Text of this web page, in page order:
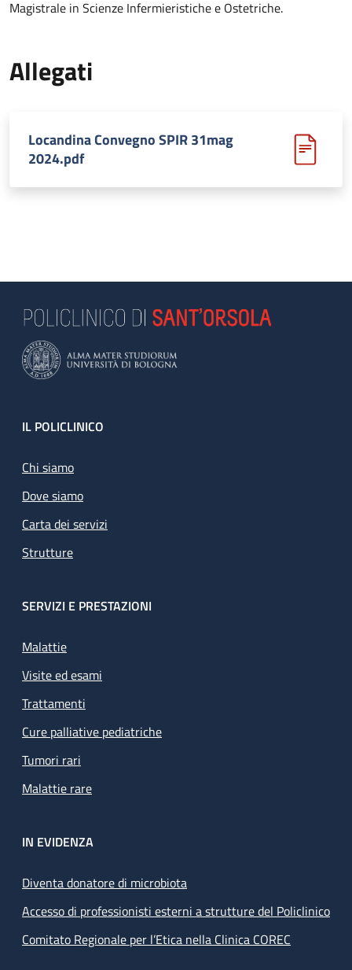
Magistrale in Scienze Infermieristiche e Ostetriche.
Allegati
Locandina Convegno SPIR 31mag
2024.pdf
Footer
IL POLICLINICO
Chi siamo
Dove siamo
Carta dei servizi
Strutture
SERVIZI E PRESTAZIONI
Malattie
Visite ed esami
Trattamenti
Cure palliative pediatriche
Tumori rari
Malattie rare
IN EVIDENZA
Diventa donatore di microbiota
Accesso di professionisti esterni a strutture del Policlinico
Comitato Regionale per l’Etica nella Clinica COREC